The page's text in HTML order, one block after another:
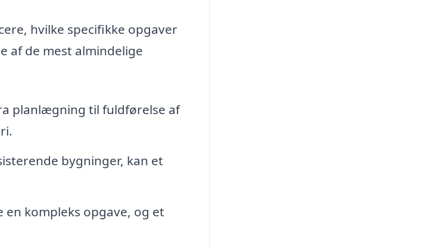
hvilke specifikke opgaver
af de mest almindelige
planlægning til fuldførelse af
bygninger, kan et
kompleks opgave, og et